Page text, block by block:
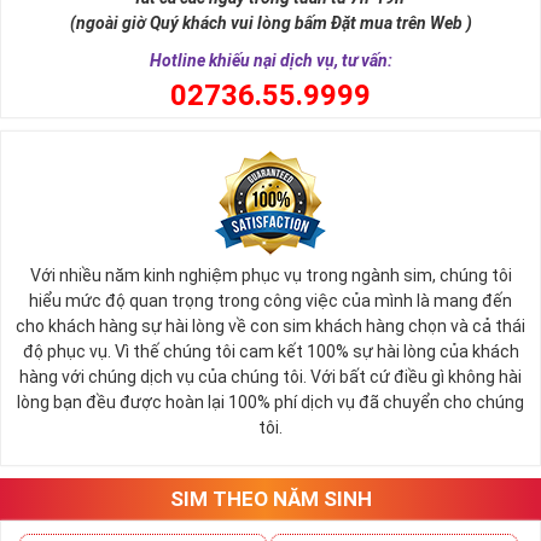
tài lộc, may mắn cho chủ sở hữu. Thật vậy, số 5 đứng giữa dãy số
tự nhiên, nó tượng trưng cho ngũ hành (Kim – Mộc – Thủy – Hỏa –
), đạo quân tử có (Nhân - Nghĩa - Lễ - Trí – Tín), trong cuộc sống
Phúc, Lộc, Thọ, Khang, Ninh). Đó là 5 yếu tố cho cuộc
sống sự hòa hợp, yên ổn, an lành. Cũng bởi vậy, các chuyên gia
được sự hòa hợp, thuận lợi, bình an trong cuộc sống, sự nghiệp để
nhanh chóng thành công, tiến tới những vị trí cao nhất.
(ngoài giờ Quý khách vui lòng bấm Đặt mua trên Web )
Hotline khiếu nại dịch vụ, tư vấn:
02736.55.9999
Với nhiều năm kinh nghiệm phục vụ trong ngành sim, chúng tôi
hiểu mức độ quan trọng trong công việc của mình là mang đến
cho khách hàng sự hài lòng về con sim khách hàng chọn và cả thái
độ phục vụ. Vì thế chúng tôi cam kết 100% sự hài lòng của khách
hàng với chúng dịch vụ của chúng tôi. Với bất cứ điều gì không hài
lòng bạn đều được hoàn lại 100% phí dịch vụ đã chuyển cho chúng
tôi.
SIM THEO NĂM SINH